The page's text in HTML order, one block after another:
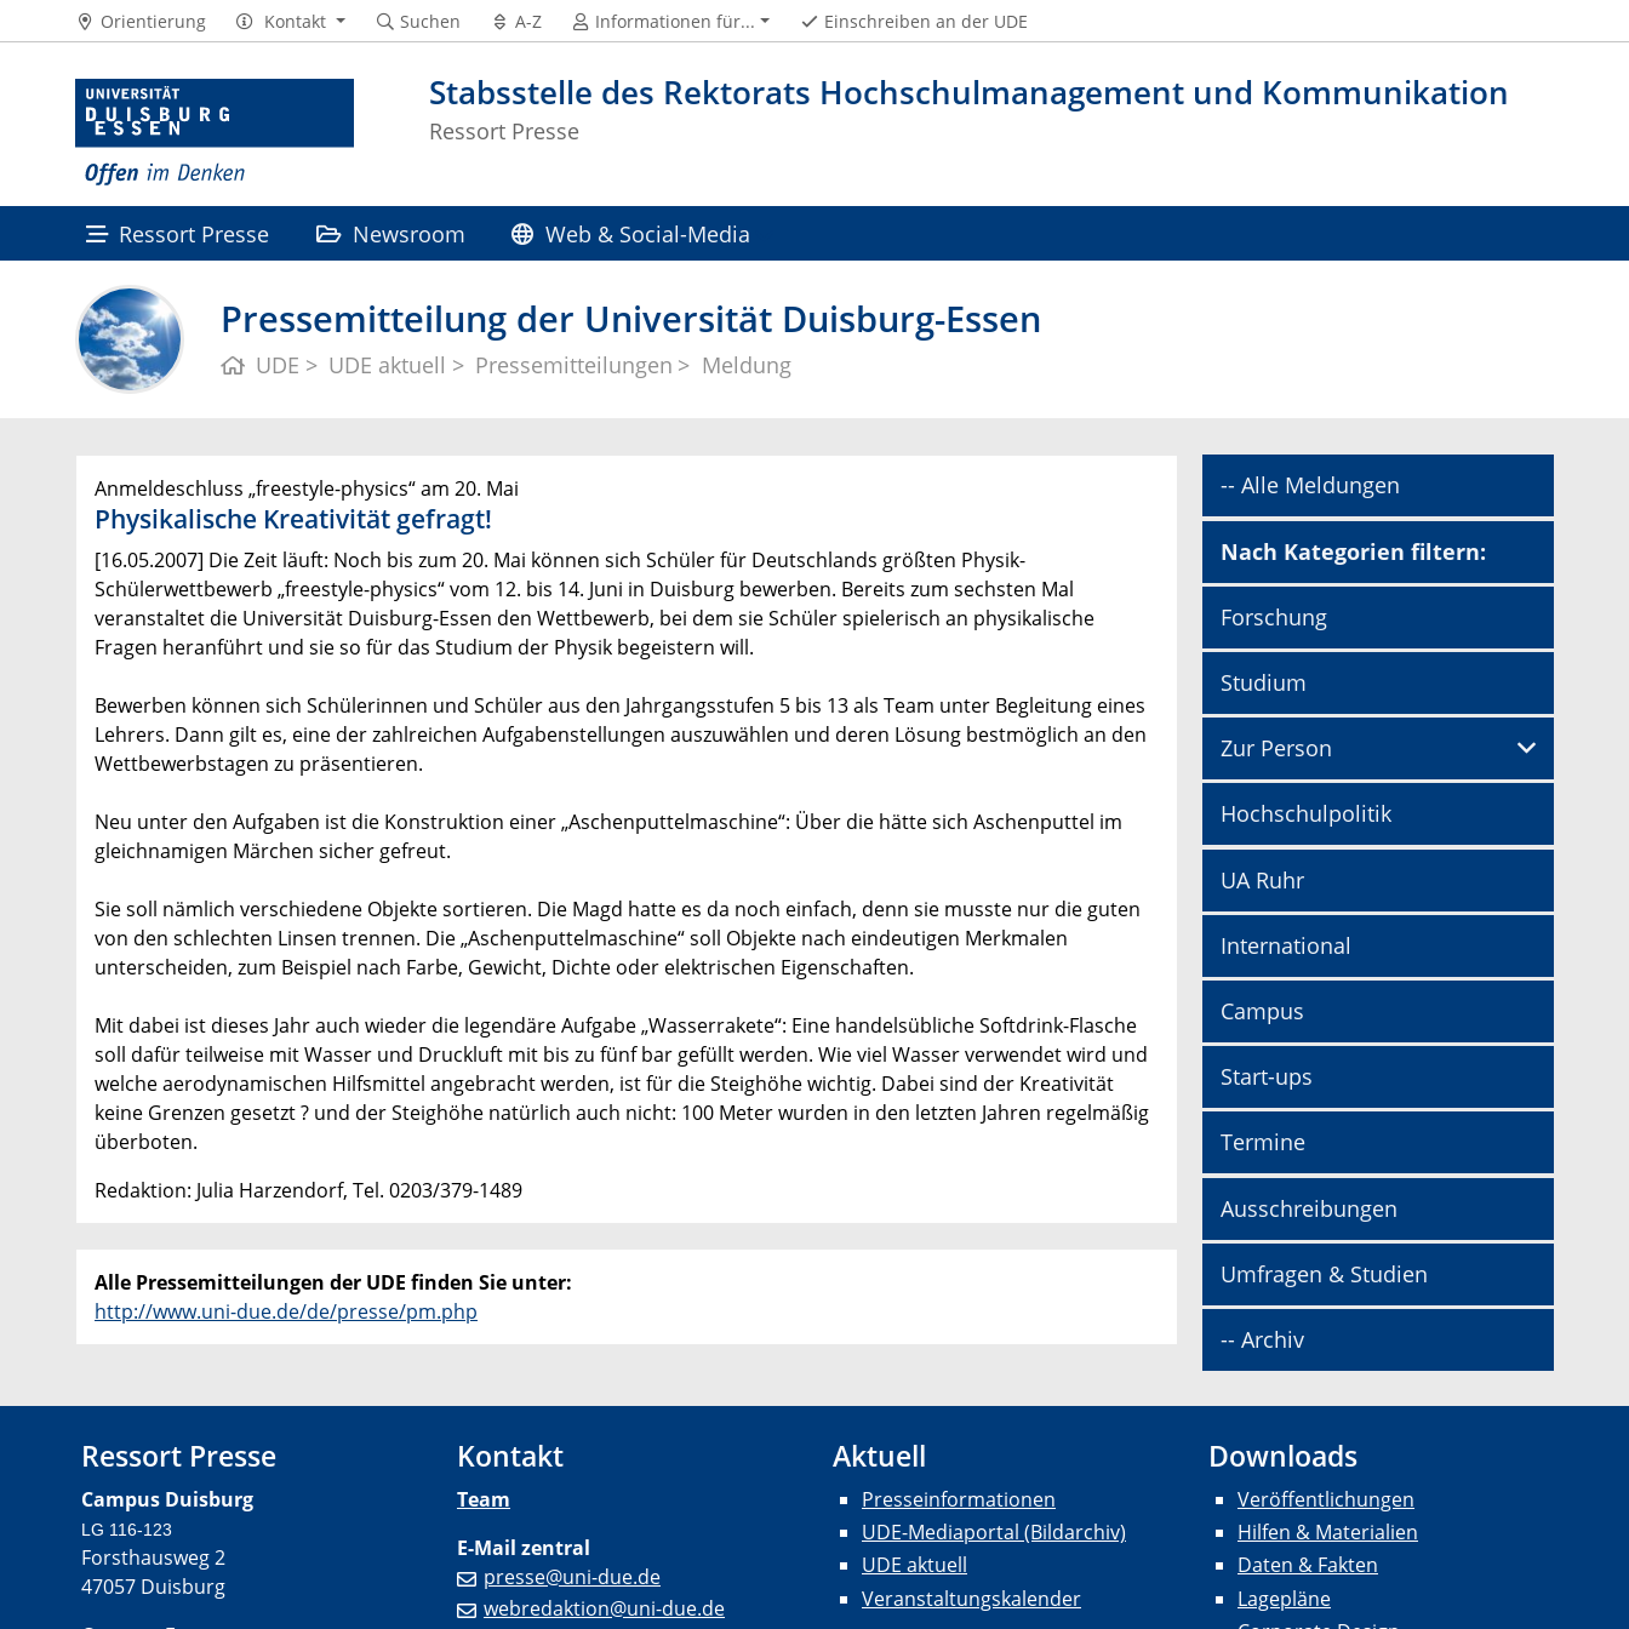
Stabsstelle des Rektorats Hochschulmanagement und Kommunikation
Ressort Presse
Orientierung Kontakt Suchen A-Z Informationen für... Einschreiben an der UDE
Ressort Presse Newsroom Web & Social-Media
Pressemitteilung der Universität Duisburg-Essen
UDE UDE aktuell Pressemitteilungen Meldung
Anmeldeschluss „freestyle-physics“ am 20. Mai
Physikalische Kreativität gefragt!
[16.05.2007] Die Zeit läuft: Noch bis zum 20. Mai können sich Schüler für Deutschlands größten Physik-
Schülerwettbewerb „freestyle-physics“ vom 12. bis 14. Juni in Duisburg bewerben. Bereits zum sechsten Mal
veranstaltet die Universität Duisburg-Essen den Wettbewerb, bei dem sie Schüler spielerisch an physikalische
Fragen heranführt und sie so für das Studium der Physik begeistern will.
Bewerben können sich Schülerinnen und Schüler aus den Jahrgangsstufen 5 bis 13 als Team unter Begleitung eines
Lehrers. Dann gilt es, eine der zahlreichen Aufgabenstellungen auszuwählen und deren Lösung bestmöglich an den
Wettbewerbstagen zu präsentieren.
Neu unter den Aufgaben ist die Konstruktion einer „Aschenputtelmaschine“: Über die hätte sich Aschenputtel im
gleichnamigen Märchen sicher gefreut.
Sie soll nämlich verschiedene Objekte sortieren. Die Magd hatte es da noch einfach, denn sie musste nur die guten
von den schlechten Linsen trennen. Die „Aschenputtelmaschine“ soll Objekte nach eindeutigen Merkmalen
unterscheiden, zum Beispiel nach Farbe, Gewicht, Dichte oder elektrischen Eigenschaften.
Mit dabei ist dieses Jahr auch wieder die legendäre Aufgabe „Wasserrakete“: Eine handelsübliche Softdrink-Flasche
soll dafür teilweise mit Wasser und Druckluft mit bis zu fünf bar gefüllt werden. Wie viel Wasser verwendet wird und
welche aerodynamischen Hilfsmittel angebracht werden, ist für die Steighöhe wichtig. Dabei sind der Kreativität
keine Grenzen gesetzt ? und der Steighöhe natürlich auch nicht: 100 Meter wurden in den letzten Jahren regelmäßig
überboten.
Redaktion: Julia Harzendorf, Tel. 0203/379-1489
Alle Pressemitteilungen der UDE finden Sie unter:
http://www.uni-due.de/de/presse/pm.php
-- Alle Meldungen
Nach Kategorien filtern:
Forschung
Studium
Zur Person
Hochschulpolitik
UA Ruhr
International
Campus
Start-ups
Termine
Ausschreibungen
Umfragen & Studien
-- Archiv
Ressort Presse
Campus Duisburg
LG 116-123
Forsthausweg 2
47057 Duisburg
Kontakt
Team
E-Mail zentral
presse@uni-due.de
webredaktion@uni-due.de
Aktuell
Presseinformationen
UDE-Mediaportal (Bildarchiv)
UDE aktuell
Veranstaltungskalender
Downloads
Veröffentlichungen
Hilfen & Materialien
Daten & Fakten
Lagepläne